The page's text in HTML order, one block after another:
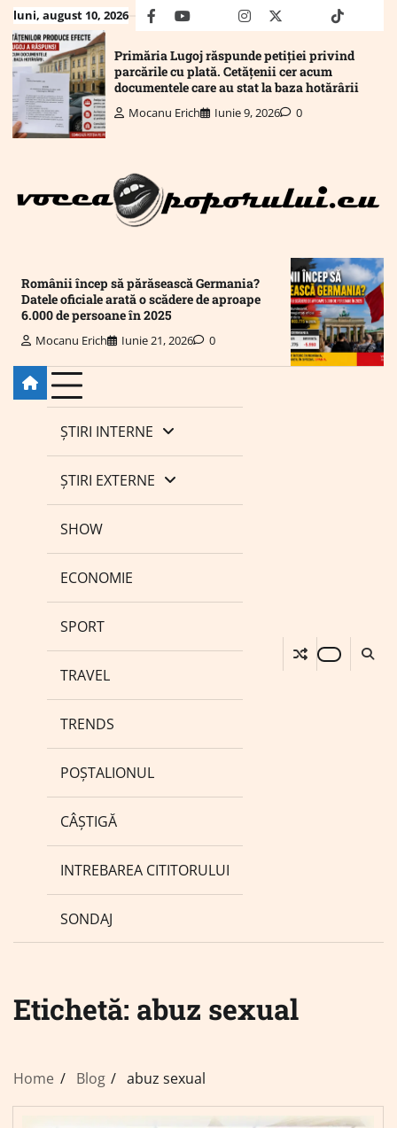
Skip
to
content
luni, august 10, 2026 facebookyoutubeMailinstagram
twitter truthtiktok
Primăria Lugoj răspunde petiției privind
parcările cu plată. Cetățenii cer acum
documentele care au stat la baza hotărârii
Mocanu Erich Iunie 9, 2026 0
Românii încep să părăsească Germania?
Datele oficiale arată o scădere de aproape
6.000 de persoane în 2025
Mocanu Erich Iunie 21, 2026 0
ȘTIRI INTERNE
ȘTIRI EXTERNE
SHOW
ECONOMIE
SPORT
TRAVEL
TRENDS
POȘTALIONUL
CÂȘTIGĂ
INTREBAREA CITITORULUI
SONDAJ
Etichetă: abuz sexual
Home Blog abuz sexual